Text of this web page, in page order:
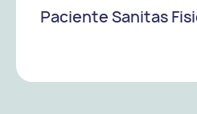
Paciente Sanitas